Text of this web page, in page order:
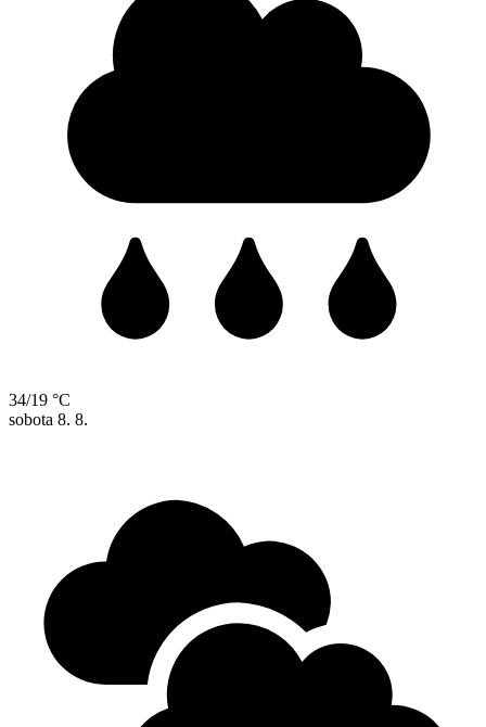
34/19 °C
sobota 8. 8.